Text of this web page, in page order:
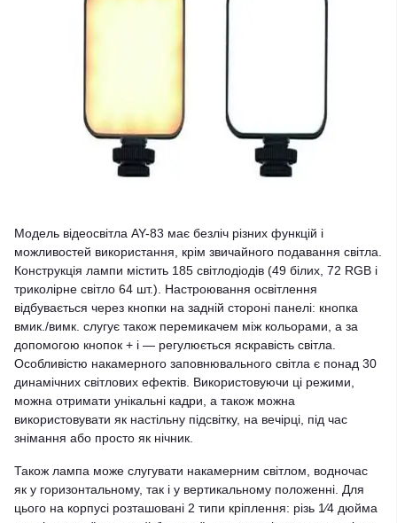
Модель відеосвітла AY-83 має безліч різних функцій і
можливостей використання, крім звичайного подавання світла.
Конструкція лампи містить 185 світлодіодів (49 білих, 72 RGB і
триколірне світло 64 шт.). Настроювання освітлення
відбувається через кнопки на задній стороні панелі: кнопка
вмик./вимк. слугує також перемикачем між кольорами, а за
допомогою кнопок + і — регулюється яскравість світла.
Особливістю накамерного заповнювального світла є понад 30
динамічних світлових ефектів. Використовуючи ці режими,
можна отримати унікальні кадри, а також можна
використовувати як настільну підсвітку, на вечірці, під час
знімання або просто як нічник.
Також лампа може слугувати накамерним світлом, водночас
як у горизонтальному, так і у вертикальному положенні. Для
цього на корпусі розташовані 2 типи кріплення: різь 1⁄4 дюйма